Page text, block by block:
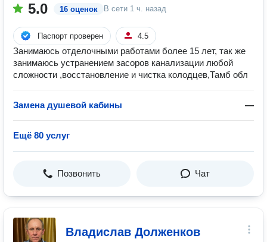
5.0 16 оценок В сети 1 ч. назад
Паспорт проверен 4.5
Занимаюсь отделочными работами более 15 лет, так же
занимаюсь устранением засоров канализации любой
сложности ,восстановление и чистка колодцев,Тамб обл
Замена душевой кабины —
Ещё 80 услуг
Позвонить Чат
Владислав Долженков